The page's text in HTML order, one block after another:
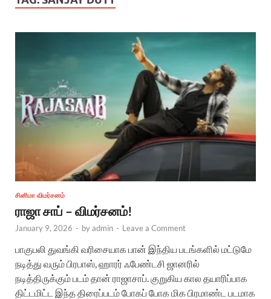
சினிமா விமர்சனம்
ராஜா சாப் – விமர்சனம்!
January 9, 2026 - byadmin - Leave a Comment
பாகுபலி துவங்கி வரிசையாக பான் இந்திய படங்களில் மட்டுமே
நடித்து வரும் பிரபாஸ், ஹாரர் ஃபேண்டசி ஜானரில்
நடித்திருக்கும் படம் தான் ராஜாசாப். குறுகிய கால தயாரிப்பாக
திட்டமிட்ட இந்த திரைப்படம் போகப் போக மிக பிரமாண்ட படமாக